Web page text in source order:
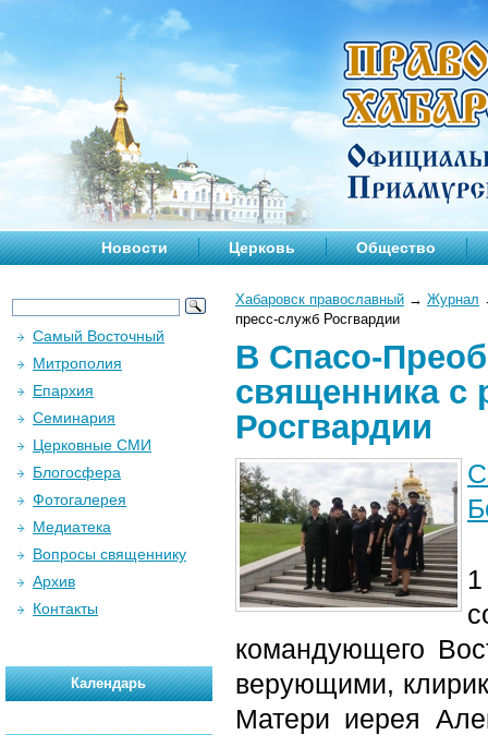
Новости Церковь Общество
Хабаровск православный → Журнал
пресс-служб Росгвардии
В Спасо-
священника с
Росгвардии
командующего
верующими,
Матери иерея
Самый Восточный
Митрополия
Епархия
Семинария
Церковные СМИ
Блогосфера
Фотогалерея
Медиатека
Вопросы священнику
Архив
Контакты
Календарь